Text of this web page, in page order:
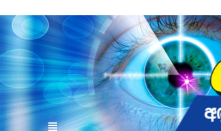
to
contentvinivida.lk